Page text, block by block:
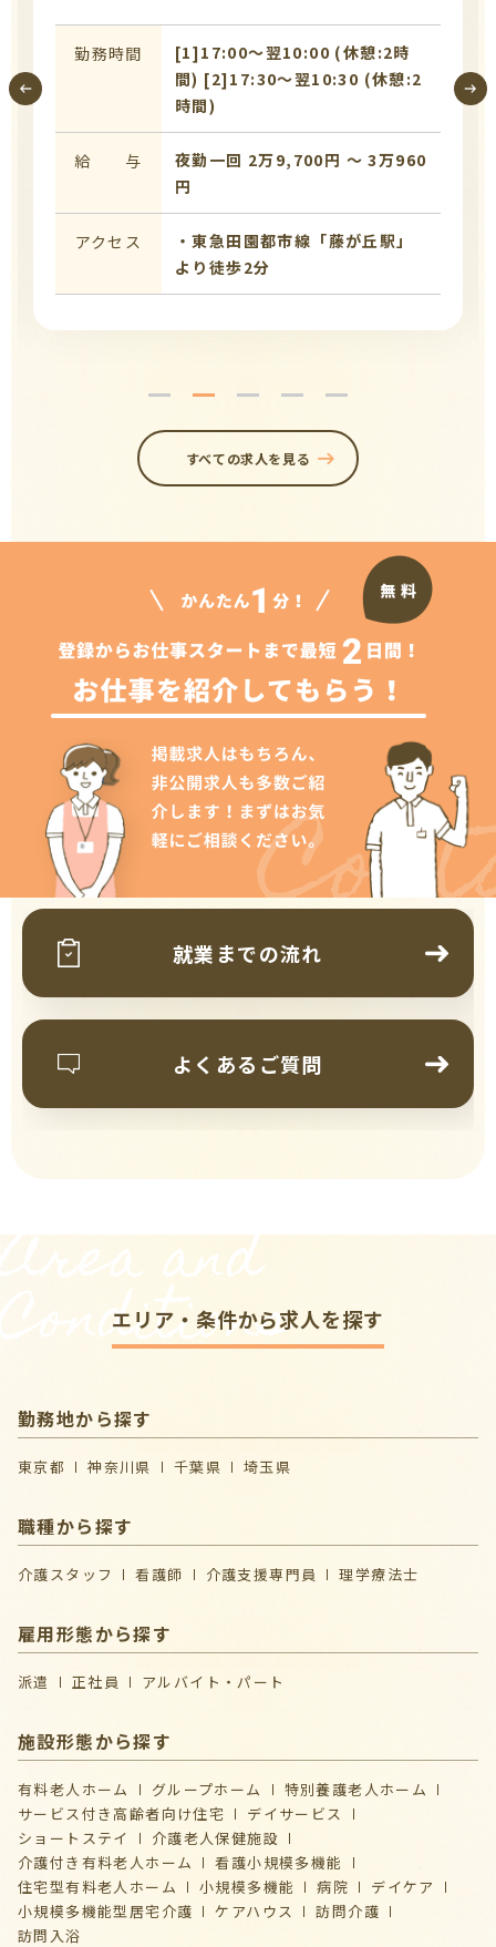
勤務時間
[1]17:00〜翌10:00 (休憩:2時
間) [2]17:30〜翌10:30 (休憩:2
時間)
給 与
夜勤一回 2万9,700円 〜 3万960
円
アクセス
・東急田園都市線「藤が丘駅」
より徒歩2分
すべての求人を見る
就業までの流れ
よくあるご質問
Area and
Conditions
エリア・条件から求人を探す
勤務地から探す
東京都 神奈川県 千葉県 埼玉県
職種から探す
介護スタッフ 看護師 介護支援専門員 理学療法士
雇用形態から探す
派遣 正社員 アルバイト・パート
施設形態から探す
有料老人ホーム グループホーム
特別養護老人ホーム
サービス付き高齢者向け住宅
デイサービス
ショートステイ
介護⽼⼈保健施設
介護付き有料老人ホーム
看護小規模多機能
住宅型有料老人ホーム
小規模多機能 病院
デイケア
⼩規模多機能型居宅介護
ケアハウス
訪問介護
訪問入浴